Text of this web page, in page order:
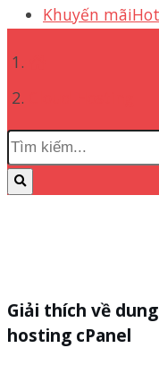
Khuyến mãiHot
Giải thích về
hosting cPanel